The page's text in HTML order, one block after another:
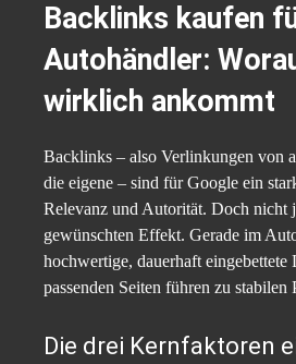
Backlinks kaufen
Autohändler:
wirklich ankommt
Backlinks – also Verlinkungen von
die eigene – sind für Google ein
Relevanz und Autorität. Doch nicht
gewünschten Effekt. Gerade im
hochwertige, dauerhaft eingebettete
passenden Seiten führen zu stabilen
Die drei Kernfaktoren